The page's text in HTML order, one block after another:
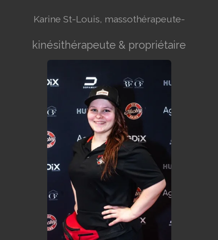
Karine St-Louis, massothérapeute-
kinésithérapeute & propriétaire